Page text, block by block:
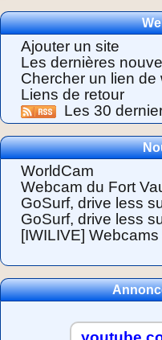
Ajouter un site
Les dernières
Chercher un lien de
Liens de retour
Les 30
WorldCam
Webcam du Fort
GoSurf, drive less
GoSurf, drive less
[IWILIVE]